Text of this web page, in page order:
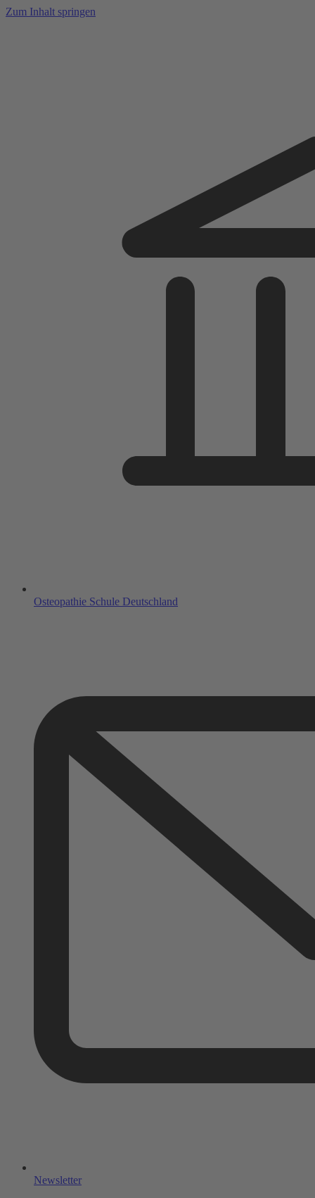
Zum Inhalt springen
Osteopathie Schule Deutschland
Newsletter